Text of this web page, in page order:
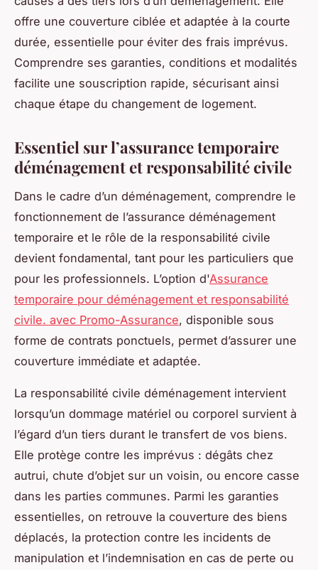
offre une couverture ciblée et adaptée à la courte
durée, essentielle pour éviter des frais imprévus.
Comprendre ses garanties, conditions et modalités
facilite une souscription rapide, sécurisant ainsi
chaque étape du changement de logement.
Essentiel sur l’assurance temporaire
déménagement et responsabilité civile
Dans le cadre d’un déménagement, comprendre le
fonctionnement de l’assurance déménagement
temporaire et le rôle de la responsabilité civile
devient fondamental, tant pour les particuliers que
pour les professionnels. L’option d'Assurance
temporaire pour déménagement et responsabilité
civile. avec Promo-Assurance, disponible sous
forme de contrats ponctuels, permet d’assurer une
couverture immédiate et adaptée.
La responsabilité civile déménagement intervient
lorsqu’un dommage matériel ou corporel survient à
l’égard d’un tiers durant le transfert de vos biens.
Elle protège contre les imprévus : dégâts chez
autrui, chute d’objet sur un voisin, ou encore casse
dans les parties communes. Parmi les garanties
essentielles, on retrouve la couverture des biens
déplacés, la protection contre les incidents de
manipulation et l’indemnisation en cas de perte ou